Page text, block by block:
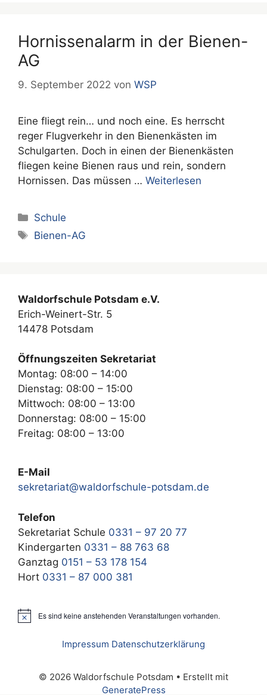
Hornissenalarm in der Bienen-
AG
9. September 2022 von WSP
Eine fliegt rein… und noch eine. Es herrscht
reger Flugverkehr in den Bienenkästen im
Schulgarten. Doch in einen der Bienenkästen
fliegen keine Bienen raus und rein, sondern
Hornissen. Das müssen … Weiterlesen
Kategorien
Schule
Schlagwörter
Bienen-AG
Waldorfschule Potsdam e.V.
Erich-Weinert-Str. 5
14478 Potsdam
Öffnungszeiten Sekretariat
Montag: 08:00 – 14:00
Dienstag: 08:00 – 15:00
Mittwoch: 08:00 – 13:00
Donnerstag: 08:00 – 15:00
Freitag: 08:00 – 13:00
E-Mail
sekretariat@waldorfschule-potsdam.de
Telefon
Sekretariat Schule 0331 – 97 20 77
Kindergarten 0331 – 88 763 68
Ganztag 0151 – 53 178 154
Hort 0331 – 87 000 381
H
Es sind keine anstehenden Veranstaltungen vorhanden.
Impressum Datenschutzerklärung
© 2026 Waldorfschule Potsdam • Erstellt mit
GeneratePress